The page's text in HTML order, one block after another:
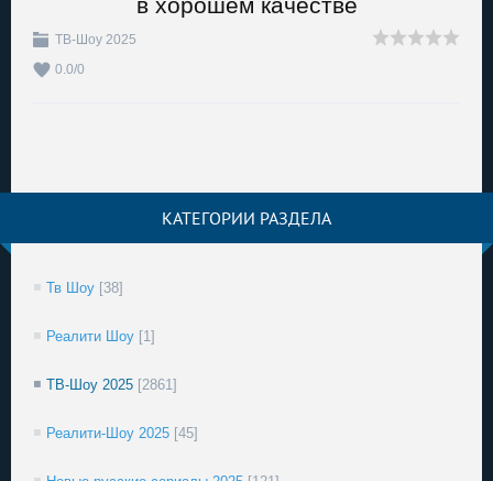
ТВ-Шоу 2025
0.0/0
КАТЕГОРИИ РАЗДЕЛА
Тв Шоу [38]
Реалити Шоу [1]
ТВ-Шоу 2025 [2861]
Реалити-Шоу 2025 [45]